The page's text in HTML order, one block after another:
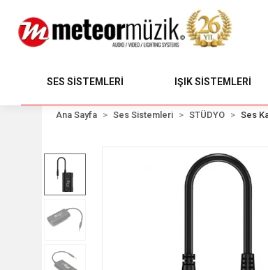
SES SİSTEMLERİ IŞIK SİSTEMLERİ
Ana Sayfa Ses Sistemleri STÜDYO Ses